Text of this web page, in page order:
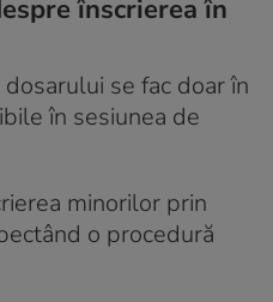
înscrierea în
se fac doar în
în sesiunea de
minorilor prin
o procedură